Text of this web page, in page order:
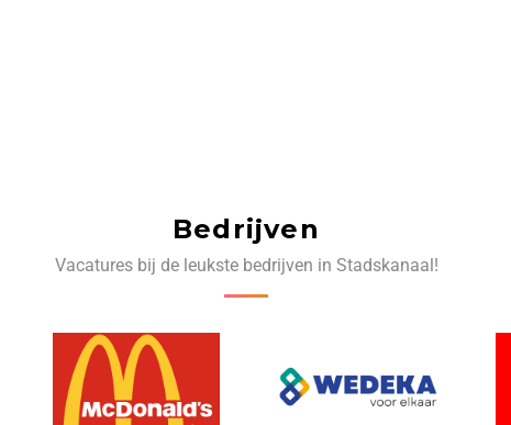
Bedrijven
Vacatures bij de leukste bedrijven in Stadskanaal!